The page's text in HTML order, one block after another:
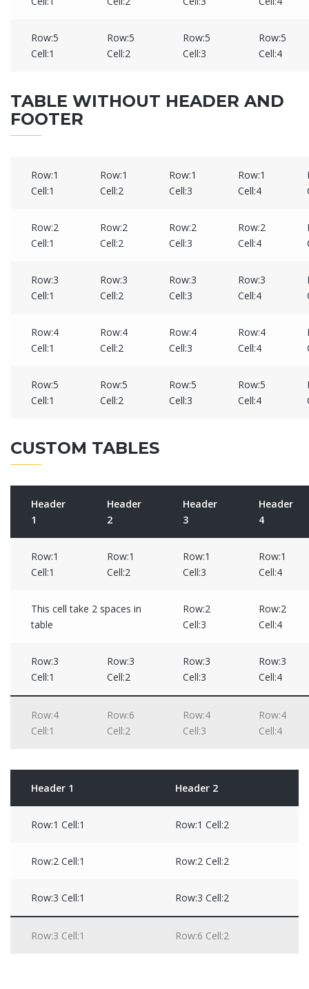
Row:5
Cell:1
Row:5
Cell:2
Row:5
Cell:3
Row:5
Cell:4
TABLE WITHOUT HEADER AND
FOOTER
Row:1
Cell:1
Row:1
Cell:2
Row:1
Cell:3
Row:1
Cell:4
Row:2
Cell:1
Row:2
Cell:2
Row:2
Cell:3
Row:2
Cell:4
Row:3
Cell:1
Row:3
Cell:2
Row:3
Cell:3
Row:3
Cell:4
Row:4
Cell:1
Row:4
Cell:2
Row:4
Cell:3
Row:4
Cell:4
Row:5
Cell:1
Row:5
Cell:2
Row:5
Cell:3
Row:5
Cell:4
CUSTOM TABLES
Header
1
Header
2
Header
3
Header
4
Row:1
Cell:1
Row:1
Cell:2
Row:1
Cell:3
Row:1
Cell:4
This cell take 2 spaces in
table
Row:2
Cell:3
Row:2
Cell:4
Row:3
Cell:1
Row:3
Cell:2
Row:3
Cell:3
Row:3
Cell:4
Row:4
Cell:1
Row:6
Cell:2
Row:4
Cell:3
Row:4
Cell:4
Header 1 Header 2
Row:1 Cell:1 Row:1 Cell:2
Row:2 Cell:1 Row:2 Cell:2
Row:3 Cell:1 Row:3 Cell:2
Row:3 Cell:1 Row:6 Cell:2